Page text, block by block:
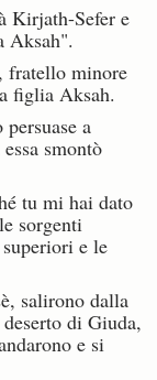
Kirjath-Sefer e
Aksah".
fratello minore
figlia Aksah.
a
smontò
tu mi hai dato
sorgenti
e le
salirono dalla
di Giuda,
e si